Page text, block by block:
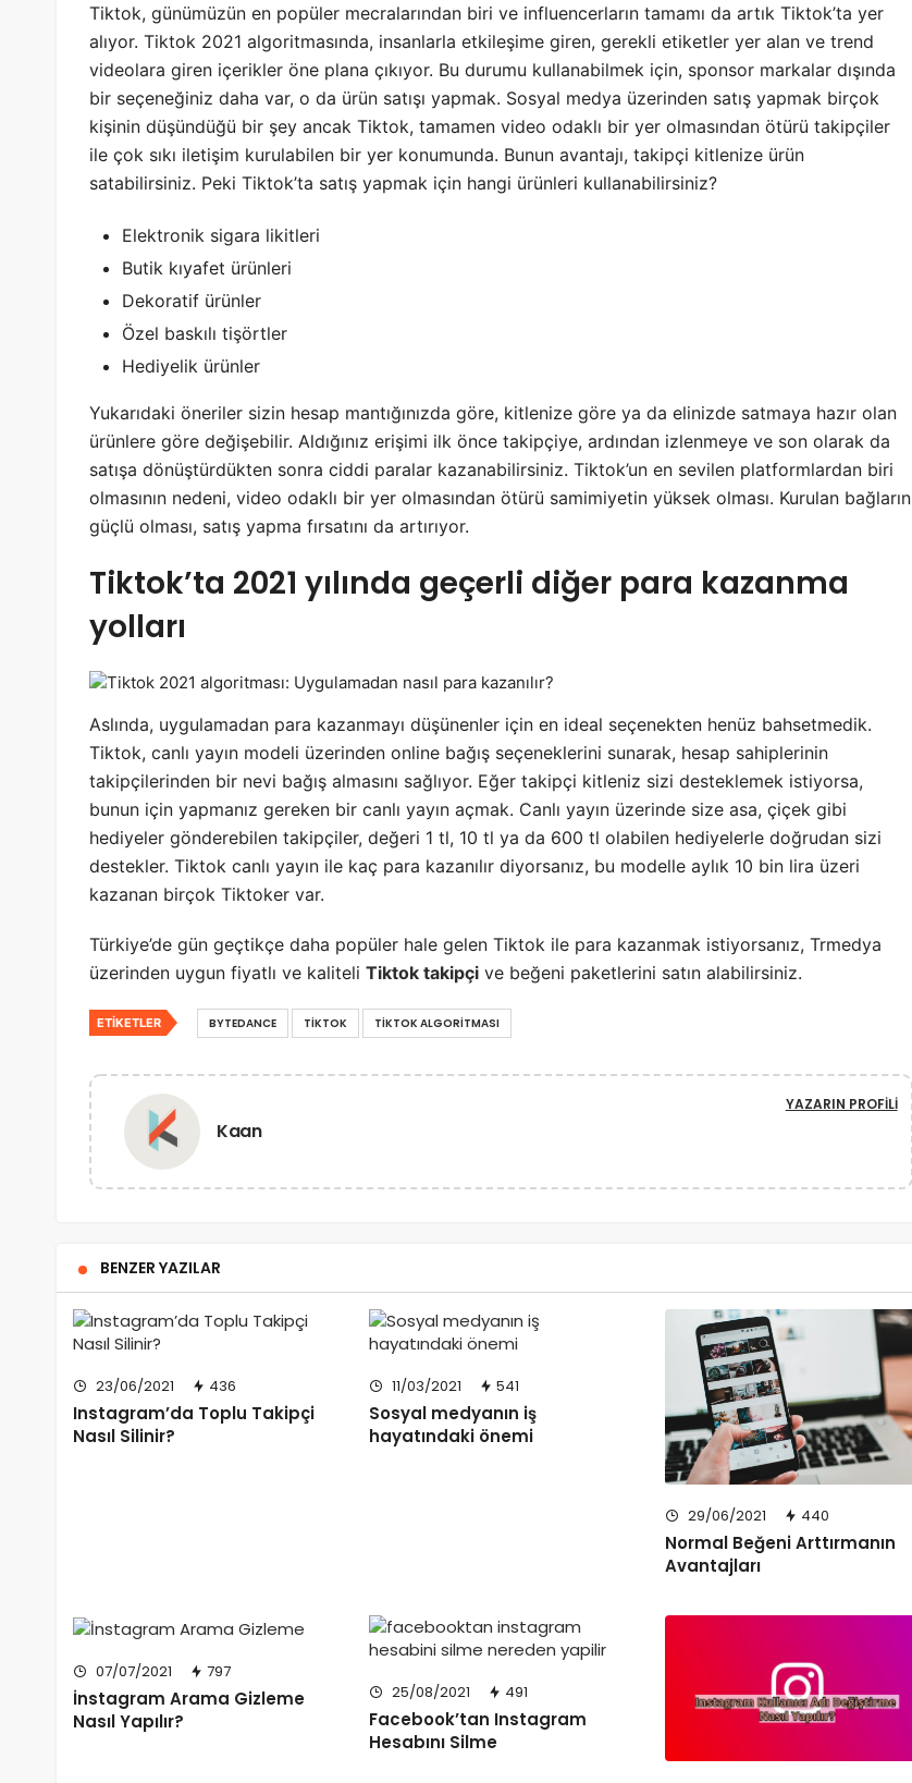
y
ı
n
ı
l
Tiktok, günümüzün en popüler mecralarından biri ve influencerların tamamı da artık Tiktok’ta yer
alıyor. Tiktok 2021 algoritmasında, insanlarla etkileşime giren, gerekli etiketler yer alan ve trend
videolara giren içerikler öne plana çıkıyor. Bu durumu kullanabilmek için, sponsor markalar dışında
bir seçeneğiniz daha var, o da ürün satışı yapmak. Sosyal medya üzerinden satış yapmak birçok
kişinin düşündüğü bir şey ancak Tiktok, tamamen video odaklı bir yer olmasından ötürü takipçiler
ile çok sıkı iletişim kurulabilen bir yer konumunda. Bunun avantajı, takipçi kitlenize ürün
satabilirsiniz. Peki Tiktok’ta satış yapmak için hangi ürünleri kullanabilirsiniz?
Elektronik sigara likitleri
Butik kıyafet ürünleri
Dekoratif ürünler
Özel baskılı tişörtler
Hediyelik ürünler
Yukarıdaki öneriler sizin hesap mantığınızda göre, kitlenize göre ya da elinizde satmaya hazır olan
ürünlere göre değişebilir. Aldığınız erişimi ilk önce takipçiye, ardından izlenmeye ve son olarak da
satışa dönüştürdükten sonra ciddi paralar kazanabilirsiniz. Tiktok’un en sevilen platformlardan biri
olmasının nedeni, video odaklı bir yer olmasından ötürü samimiyetin yüksek olması. Kurulan bağların
güçlü olması, satış yapma fırsatını da artırıyor.
Tiktok’ta 2021 yılında geçerli diğer para kazanma
yolları
Aslında, uygulamadan para kazanmayı düşünenler için en ideal seçenekten henüz bahsetmedik.
Tiktok, canlı yayın modeli üzerinden online bağış seçeneklerini sunarak, hesap sahiplerinin
takipçilerinden bir nevi bağış almasını sağlıyor. Eğer takipçi kitleniz sizi desteklemek istiyorsa,
bunun için yapmanız gereken bir canlı yayın açmak. Canlı yayın üzerinde size asa, çiçek gibi
hediyeler gönderebilen takipçiler, değeri 1 tl, 10 tl ya da 600 tl olabilen hediyelerle doğrudan sizi
destekler. Tiktok canlı yayın ile kaç para kazanılır diyorsanız, bu modelle aylık 10 bin lira üzeri
kazanan birçok Tiktoker var.
Türkiye’de gün geçtikçe daha popüler hale gelen Tiktok ile para kazanmak istiyorsanız, Trmedya
üzerinden uygun fiyatlı ve kaliteli Tiktok takipçi ve beğeni paketlerini satın alabilirsiniz.
ETIKETLER BYTEDANCE TIKTOK TIKTOK ALGORITMASI
Kaan
YAZARIN PROFILI
BENZER YAZILAR
23/06/2021 436
Instagram’da Toplu Takipçi
Nasıl Silinir?
11/03/2021 541
Sosyal medyanın iş
hayatındaki önemi
29/06/2021 440
Normal Beğeni Arttırmanın
Avantajları
07/07/2021 797
İnstagram Arama Gizleme
Nasıl Yapılır?
25/08/2021 491
Facebook’tan Instagram
Hesabını Silme